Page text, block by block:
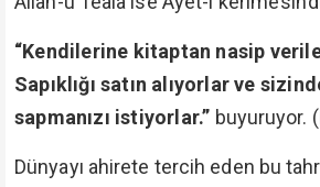
“Kendilerine kitaptan nasip
Sapıklığı satın alıyorlar ve
sapmanızı istiyorlar.” buyuruyor.
Dünyayı ahirete tercih eden bu